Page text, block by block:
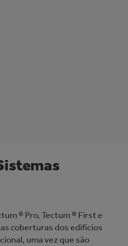
® Pro, Tectum ® First e
coberturas dos edifícios
uma vez que são